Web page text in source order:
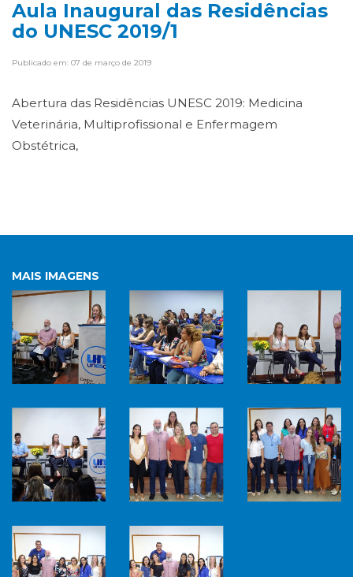
Aula Inaugural das Residências
do UNESC 2019/1
Publicado em: 07 de março de 2019
Abertura das Residências UNESC 2019: Medicina
Veterinária, Multiprofissional e Enfermagem
Obstétrica,
MAIS IMAGENS